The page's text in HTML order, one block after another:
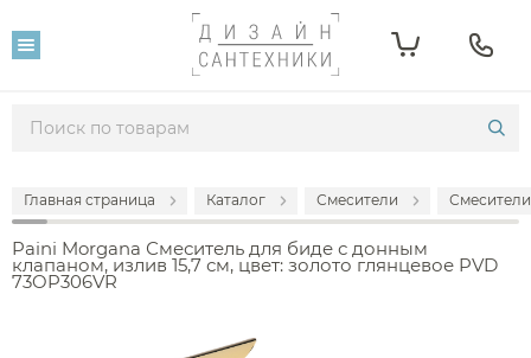
Главная страница Каталог Смесители
Paini Morgana Смеситель для биде с донным
клапаном, излив 15,7 см, цвет: золото глянцевое PVD
73OP306VR